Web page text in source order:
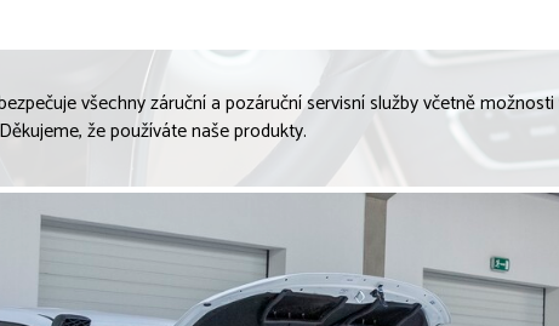
všechny záruční a pozáruční servisní služby včetně
že používáte naše produkty.